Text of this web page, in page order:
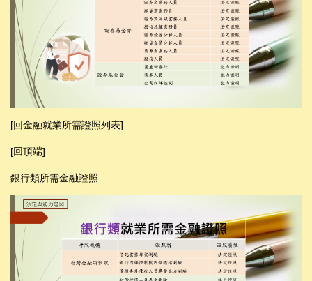
[回金融就業所需證照列表]
[回頂端]
銀行類所需金融證照